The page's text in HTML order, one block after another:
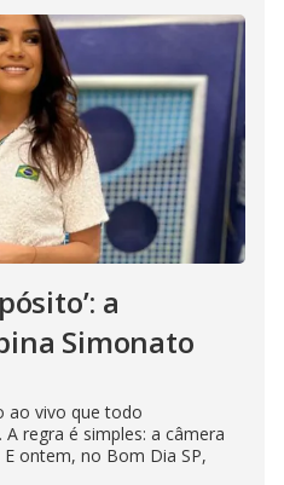
a
Simonato
ao vivo que todo
regra é simples: a câmera
ontem, no Bom Dia SP,